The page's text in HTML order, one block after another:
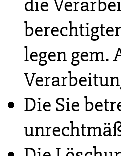
legen gem.
Die Sie